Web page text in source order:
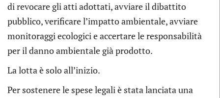
di revocare gli atti adottati, avviare il dibattito
pubblico, verificare l’impatto ambientale, avviare
monitoraggi ecologici e accertare le responsabilità
per il danno ambientale già prodotto.
La lotta è solo all’inizio.
Per sostenere le spese legali è stata lanciata una